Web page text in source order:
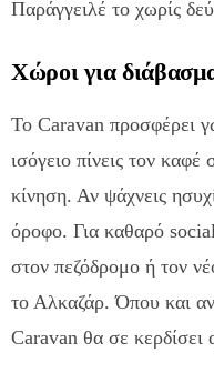
Παράγγειλέ το χωρίς
Χώροι για
Το Caravan προσφέρει
ισόγειο πίνεις τον
κίνηση. Αν ψάχνεις
όροφο. Για καθαρό
στον πεζόδρομο ή τον
το Αλκαζάρ. Όπου και αν
Caravan θα σε κερδίσει